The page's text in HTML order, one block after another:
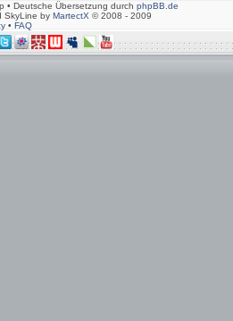
Deutsche Übersetzung durch phpBB.de
SkyLine by MartectX © 2008 - 2009
• FAQ